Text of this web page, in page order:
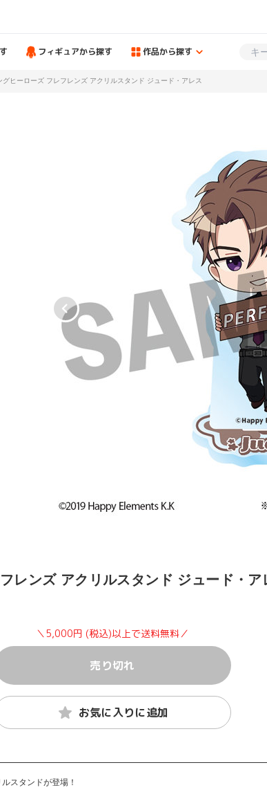
フィギュアから探す 作品から探す
グヒーローズ フレフレンズ アクリルスタンド ジュード・アレス
レンズ アクリルスタンド ジュード・ア
＼5,000円 (税込)以上で送料無料／
売り切れ
お気に入りに追加
スタンドが登場！